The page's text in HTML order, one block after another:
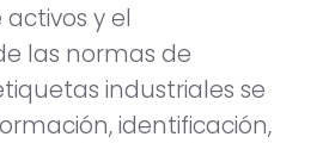
y el
las normas de
industriales se
identificación,